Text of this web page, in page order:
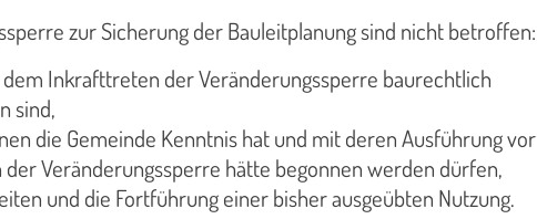
zur Sicherung der Bauleitplanung sind nicht betroffen:
Inkrafttreten der Veränderungssperre baurechtlich
sind,
die Gemeinde Kenntnis hat und mit deren Ausführung vor
Veränderungssperre hätte begonnen werden dürfen,
und die Fortführung einer bisher ausgeübten Nutzung.